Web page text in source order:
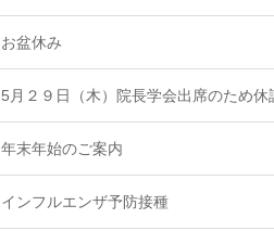
お盆休み
5月２９日（木）院長学会出席のため休
年末年始のご案内
インフルエンザ予防接種